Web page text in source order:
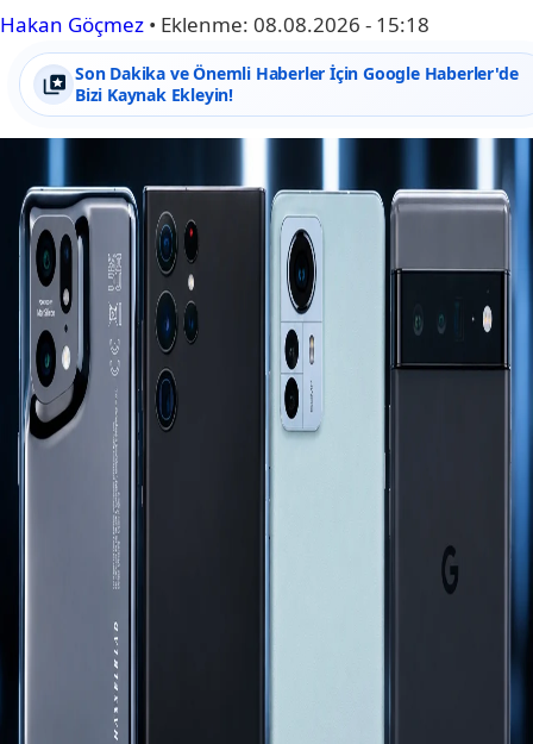
Hakan Göçmez • Eklenme: 08.08.2026 - 15:18
Son Dakika ve Önemli Haberler İçin Google Haberler'de
Bizi Kaynak Ekleyin!